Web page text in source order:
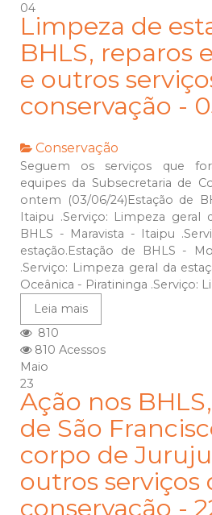
04
Limpeza de
BHLS, reparos
e outros
conservação -
Conservação
Seguem os serviços que
equipes da Subsecretaria de
ontem (03/06/24)Estação de
Itaipu .Serviço: Limpeza geral
BHLS - Maravista - Itaipu
estação.Estação de BHLS -
.Serviço: Limpeza geral da
Oceânica - Piratininga .Serviço:
Leia mais
810
810 Acessos
Maio
23
Ação nos
de São
corpo de
outros serviços
conservação -